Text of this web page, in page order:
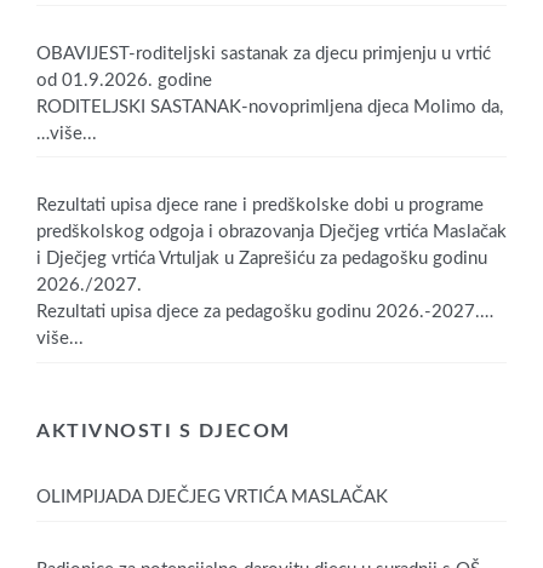
OBAVIJEST-roditeljski sastanak za djecu primjenju u vrtić
od 01.9.2026. godine
RODITELJSKI SASTANAK-novoprimljena djeca Molimo da,
…više...
Rezultati upisa djece rane i predškolske dobi u programe
predškolskog odgoja i obrazovanja Dječjeg vrtića Maslačak
i Dječjeg vrtića Vrtuljak u Zaprešiću za pedagošku godinu
2026./2027.
Rezultati upisa djece za pedagošku godinu 2026.-2027.…
više...
AKTIVNOSTI S DJECOM
OLIMPIJADA DJEČJEG VRTIĆA MASLAČAK